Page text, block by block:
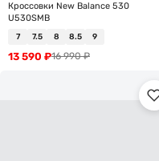
Кроссовки New Balance 530
U530SMB
7 7.5 8 8.5 9
16 990₽
13 590 ₽